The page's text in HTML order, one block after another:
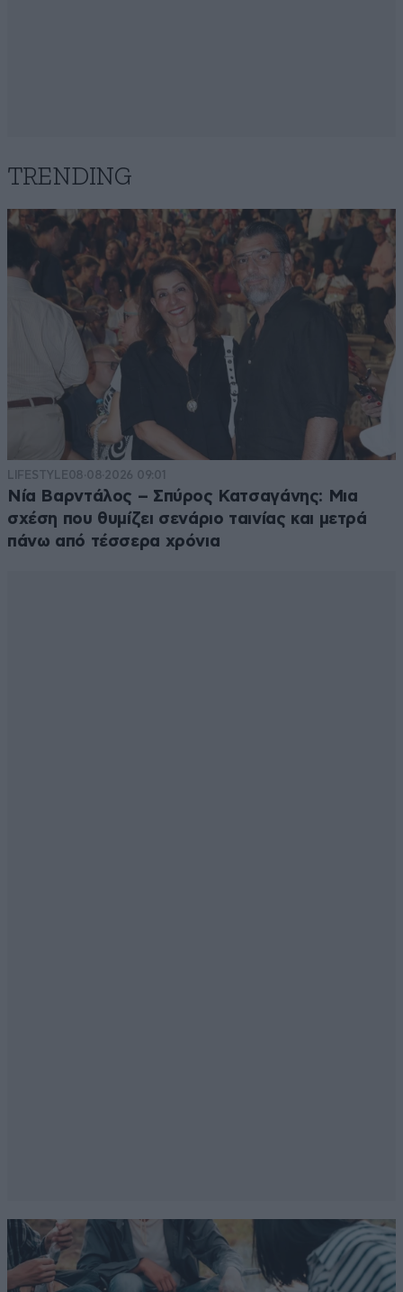
TRENDING
LIFESTYLE08·08·2026 09:01
Νία Βαρντάλος – Σπύρος Κατσαγάνης: Μια
σχέση που θυμίζει σενάριο ταινίας και μετρά
πάνω από τέσσερα χρόνια